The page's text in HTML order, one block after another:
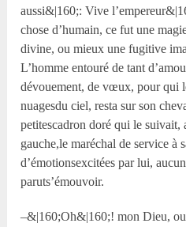
aussi&|160;: Vive
chose d’humain, ce fut une
divine, ou mieux une fugitive
L’homme entouré de tant
dévouement, de vœux, pour qui
nuagesdu ciel, resta sur son
petitescadron doré qui le suivait,
gauche,le maréchal de service à
d’émotionsexcitées par lui,
paruts’émouvoir.
–&|160;Oh&|160;! mon Dieu,